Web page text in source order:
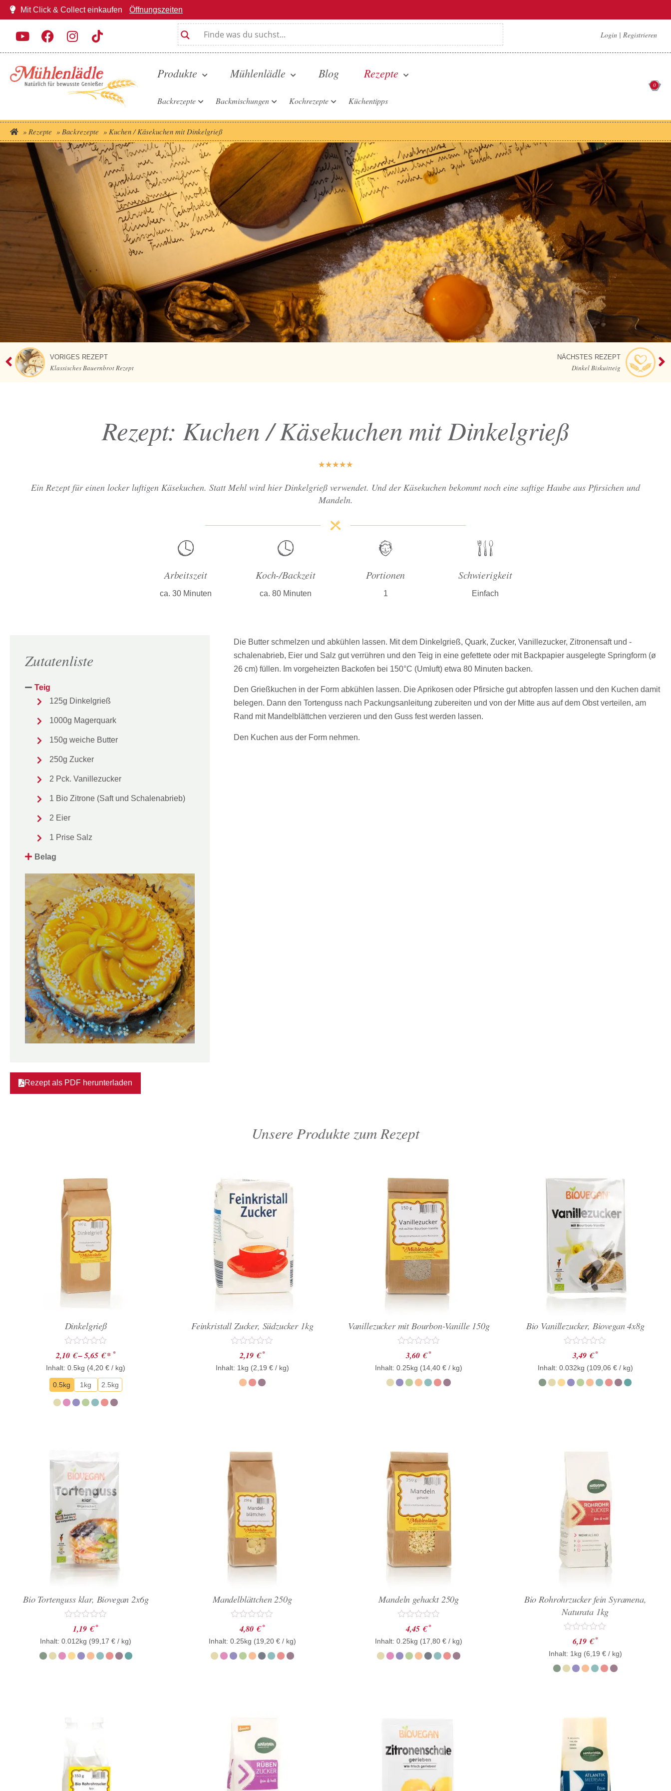
Mit Click & Collect einkaufen Öffnungszeiten
Login | Registrieren
Produkte Mühlenlädle Blog Rezepte
Backrezepte Backmischungen Kochrezepte Küchentipps
0
» Rezepte » Backrezepte » Kuchen / Käsekuchen mit Dinkelgrieß
VORIGES REZEPT
Klassisches Bauernbrot Rezept
NÄCHSTES REZEPT
Dinkel Biskuitteig
Rezept: Kuchen / Käsekuchen mit Dinkelgrieß
★★★★★
Ein Rezept für einen locker luftigen Käsekuchen. Statt Mehl wird hier Dinkelgrieß verwendet. Und der Käsekuchen bekommt noch eine saftige Haube aus Pfirsichen und
Mandeln.
Arbeitszeit
ca. 30 Minuten
Koch-/Backzeit
ca. 80 Minuten
Portionen
1
Schwierigkeit
Einfach
Zutatenliste
Teig
125g Dinkelgrieß
1000g Magerquark
150g weiche Butter
250g Zucker
2 Pck. Vanillezucker
1 Bio Zitrone (Saft und Schalenabrieb)
2 Eier
1 Prise Salz
Belag
Rezept als PDF herunterladen
Die Butter schmelzen und abkühlen lassen. Mit dem Dinkelgrieß, Quark, Zucker, Vanillezucker, Zitronensaft und -
schalenabrieb, Eier und Salz gut verrühren und den Teig in eine gefettete oder mit Backpapier ausgelegte Springform (ø
26 cm) füllen. Im vorgeheizten Backofen bei 150°C (Umluft) etwa 80 Minuten backen.
Den Grießkuchen in der Form abkühlen lassen. Die Aprikosen oder Pfirsiche gut abtropfen lassen und den Kuchen damit
belegen. Dann den Tortenguss nach Packungsanleitung zubereiten und von der Mitte aus auf dem Obst verteilen, am
Rand mit Mandelblättchen verzieren und den Guss fest werden lassen.
Den Kuchen aus der Form nehmen.
Unsere Produkte zum Rezept
Dinkelgrieß
Bewertet
mit
0
von
5
2,10 €–5,65 €* *
Inhalt: 0.5kg (4,20€ / kg)
0.5kg 1kg 2.5kg
Feinkristall Zucker, Südzucker 1kg
Bewertet
mit
0
2,19 € *
Inhalt: 1kg (2,19 €/ kg)
Vanillezucker mit Bourbon-Vanille 150g
Bewertet
mit
0
5
3,60 € *
Inhalt: 0.25kg (14,40€ / kg)
Bio Vanillezucker, Biovegan 4x8g
Bewertet
mit
0
5
3,49 € *
Inhalt: 0.032kg (109,06 €/ kg)
Bio Tortenguss klar, Biovegan 2x6g
Bewertet
mit
0
5
1,19 € *
Inhalt: 0.012kg (99,17€ / kg)
Mandelblättchen 250g
Bewertet
mit
0
5
4,80 € *
Inhalt: 0.25kg (19,20 €/ kg)
Mandeln gehackt 250g
Bewertet
mit
0
5
4,45 € *
Inhalt: 0.25kg (17,80€ / kg)
Bio Rohrohrzucker fein Syramena,
Naturata 1kg
Bewertet
mit
0
5
6,19 € *
Inhalt: 1kg (6,19 €/ kg)